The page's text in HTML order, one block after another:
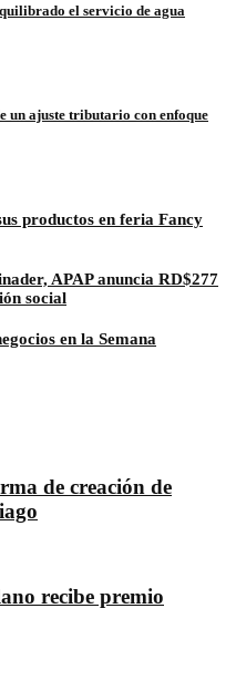
el servicio de agua
un ajuste tributario con enfoque
productos en feria Fancy
APAP anuncia RD$277
social
en la Semana
de creación de
recibe premio